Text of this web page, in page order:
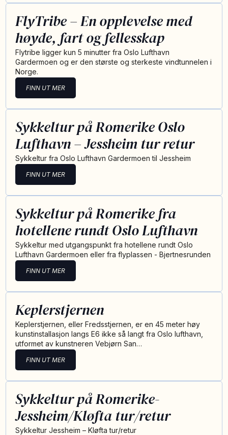
FlyTribe – En opplevelse med
høyde, fart og fellesskap
Flytribe ligger kun 5 minutter fra Oslo Lufthavn
Gardermoen og er den største og sterkeste vindtunnelen i
Norge.
FINN UT MER
Sykkeltur på Romerike Oslo
Lufthavn – Jessheim tur retur
Sykkeltur fra Oslo Lufthavn Gardermoen til Jessheim
FINN UT MER
Sykkeltur på Romerike fra
hotellene rundt Oslo Lufthavn
Sykkeltur med utgangspunkt fra hotellene rundt Oslo
Lufthavn Gardermoen eller fra flyplassen - Bjertnesrunden
FINN UT MER
Keplerstjernen
Keplerstjernen, eller Fredsstjernen, er en 45 meter høy
kunstinstallasjon langs E6 ikke så langt fra Oslo lufthavn,
utformet av kunstneren Vebjørn San…
FINN UT MER
Sykkeltur på Romerike-
Jessheim/Kløfta tur/retur
Sykkeltur Jessheim – Kløfta tur/retur